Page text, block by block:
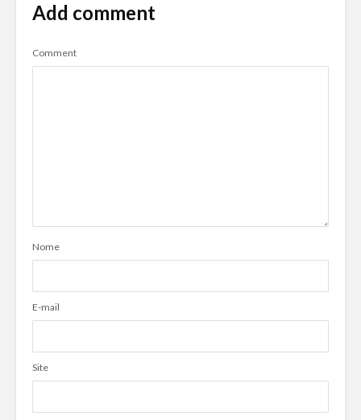
Add comment
Comment
Nome
E-mail
Site